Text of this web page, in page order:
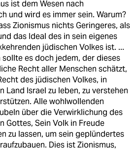
ist dem Wesen nach
und wird es immer sein. Warum?
Zionismus nichts Geringeres, als
das Ideal des in sein eigenes
jüdischen Volkes ist. ...
sollte es doch jedem, der dieses
Recht aller Menschen schätzt,
des jüdischen Volkes, in
Land Israel zu leben, zu verstehen
Alle wohlwollenden
über die Verwirklichung des
Gottes, Sein Volk in Freude
zu lassen, um sein geplündertes
Dies ist Zionismus,